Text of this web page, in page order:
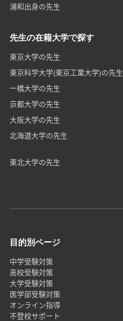
浦和出身の先生
先生の在籍大学で探す
東京大学の先生
東京科学大学(東京工業大学)の先生
一橋大学の先生
京都大学の先生
大阪大学の先生
北海道大学の先生
東北大学の先生
目的別ページ
中学受験対策
高校受験対策
大学受験対策
医学部受験対策
オンライン指導
不登校サポート